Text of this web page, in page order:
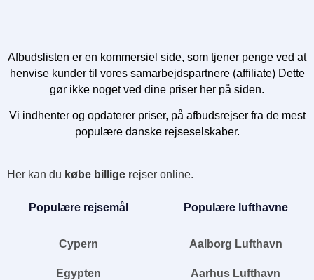
Afbudslisten er en kommersiel side, som tjener penge ved at
henvise kunder til vores samarbejdspartnere (affiliate) Dette
gør ikke noget ved dine priser her på siden.
Vi indhenter og opdaterer priser, på afbudsrejser fra de mest
populære danske rejseselskaber.
Her kan du købe billige rejser online.
Populære rejsemål
Cypern
Egypten
Populære lufthavne
Aalborg Lufthavn
Aarhus Lufthavn